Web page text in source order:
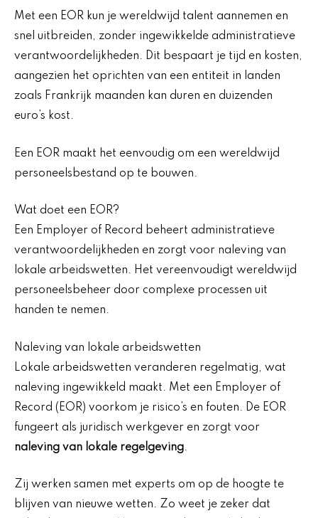
Met een EOR kun je wereldwijd talent aannemen en
snel uitbreiden, zonder ingewikkelde administratieve
verantwoordelijkheden. Dit bespaart je tijd en kosten,
aangezien het oprichten van een entiteit in landen
zoals Frankrijk maanden kan duren en duizenden
euro’s kost.
Een EOR maakt het eenvoudig om een wereldwijd
personeelsbestand op te bouwen.
Wat doet een EOR?
Een Employer of Record beheert administratieve
verantwoordelijkheden en zorgt voor naleving van
lokale arbeidswetten. Het vereenvoudigt wereldwijd
personeelsbeheer door complexe processen uit
handen te nemen.
Naleving van lokale arbeidswetten
Lokale arbeidswetten veranderen regelmatig, wat
naleving ingewikkeld maakt. Met een Employer of
Record (EOR) voorkom je risico’s en fouten. De EOR
fungeert als juridisch werkgever en zorgt voor
naleving van lokale regelgeving.
Zij werken samen met experts om op de hoogte te
blijven van nieuwe wetten. Zo weet je zeker dat